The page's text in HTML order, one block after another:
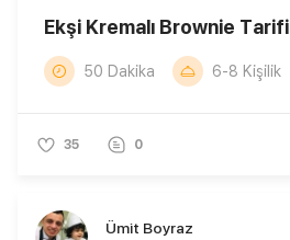
Ekşi Kremalı Brownie Tarifi
50 Dakika 6-8 Kişilik
35 0
Ümit Boyraz